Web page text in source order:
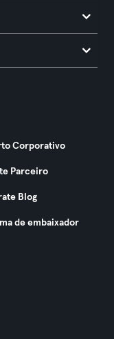
Corporativo
Parceiro
Blog
de embaixador